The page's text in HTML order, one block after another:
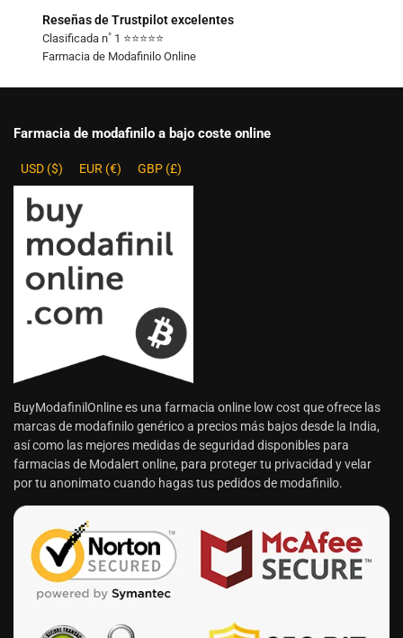
Reseñas de Trustpilot excelentes
Clasificada n˚ 1 ⭐⭐⭐⭐⭐
Farmacia de Modafinilo Online
Farmacia de modafinilo a bajo coste online
USD ($) EUR (€) GBP (£)
BuyModafinilOnline es una farmacia online low cost que ofrece las
marcas de modafinilo genérico a precios más bajos desde la India,
así como las mejores medidas de seguridad disponibles para
farmacias de Modalert online, para proteger tu privacidad y velar
por tu anonimato cuando hagas tus pedidos de modafinilo.